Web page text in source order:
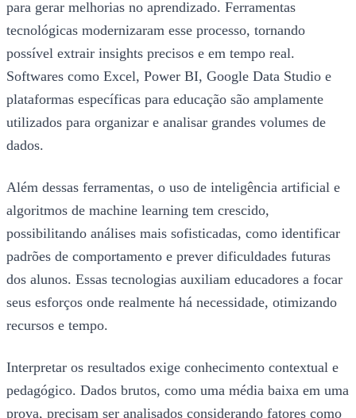
para gerar melhorias no aprendizado. Ferramentas
tecnológicas modernizaram esse processo, tornando
possível extrair insights precisos e em tempo real.
Softwares como Excel, Power BI, Google Data Studio e
plataformas específicas para educação são amplamente
utilizados para organizar e analisar grandes volumes de
dados.
Além dessas ferramentas, o uso de inteligência artificial e
algoritmos de machine learning tem crescido,
possibilitando análises mais sofisticadas, como identificar
padrões de comportamento e prever dificuldades futuras
dos alunos. Essas tecnologias auxiliam educadores a focar
seus esforços onde realmente há necessidade, otimizando
recursos e tempo.
Interpretar os resultados exige conhecimento contextual e
pedagógico. Dados brutos, como uma média baixa em uma
prova, precisam ser analisados considerando fatores como